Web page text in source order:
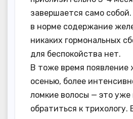
завершается само
в норме содержание
никаких гормональных
для беспокойства нет.
В тоже время появление
осенью, более
ломкие волосы — это уже
обратиться к